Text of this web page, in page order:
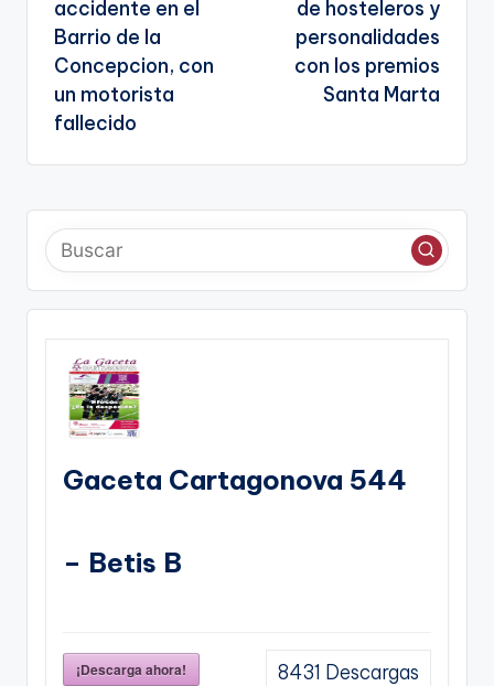
accidente en el
Barrio de la
Concepcion, con
un motorista
fallecido
de hosteleros y
personalidades
con los premios
Santa Marta
Gaceta Cartagonova 544
– Betis B
¡Descarga ahora! 8431 Descargas